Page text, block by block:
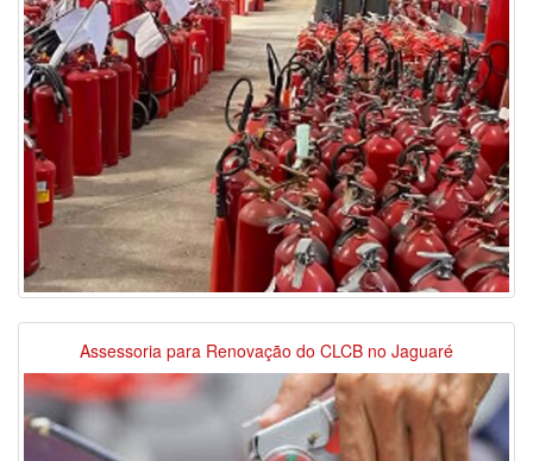
Assessoria para Renovação do CLCB no Jaguaré